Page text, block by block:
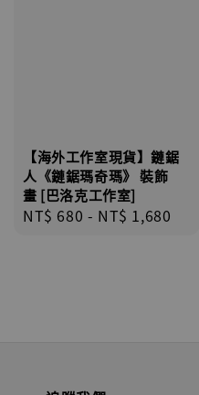
【海外工作室現貨】鏈鋸
人《鏈鋸瑪奇瑪》 裝飾
畫 [巴洛克工作室]
Regular
NT$ 680 - NT$ 1,680